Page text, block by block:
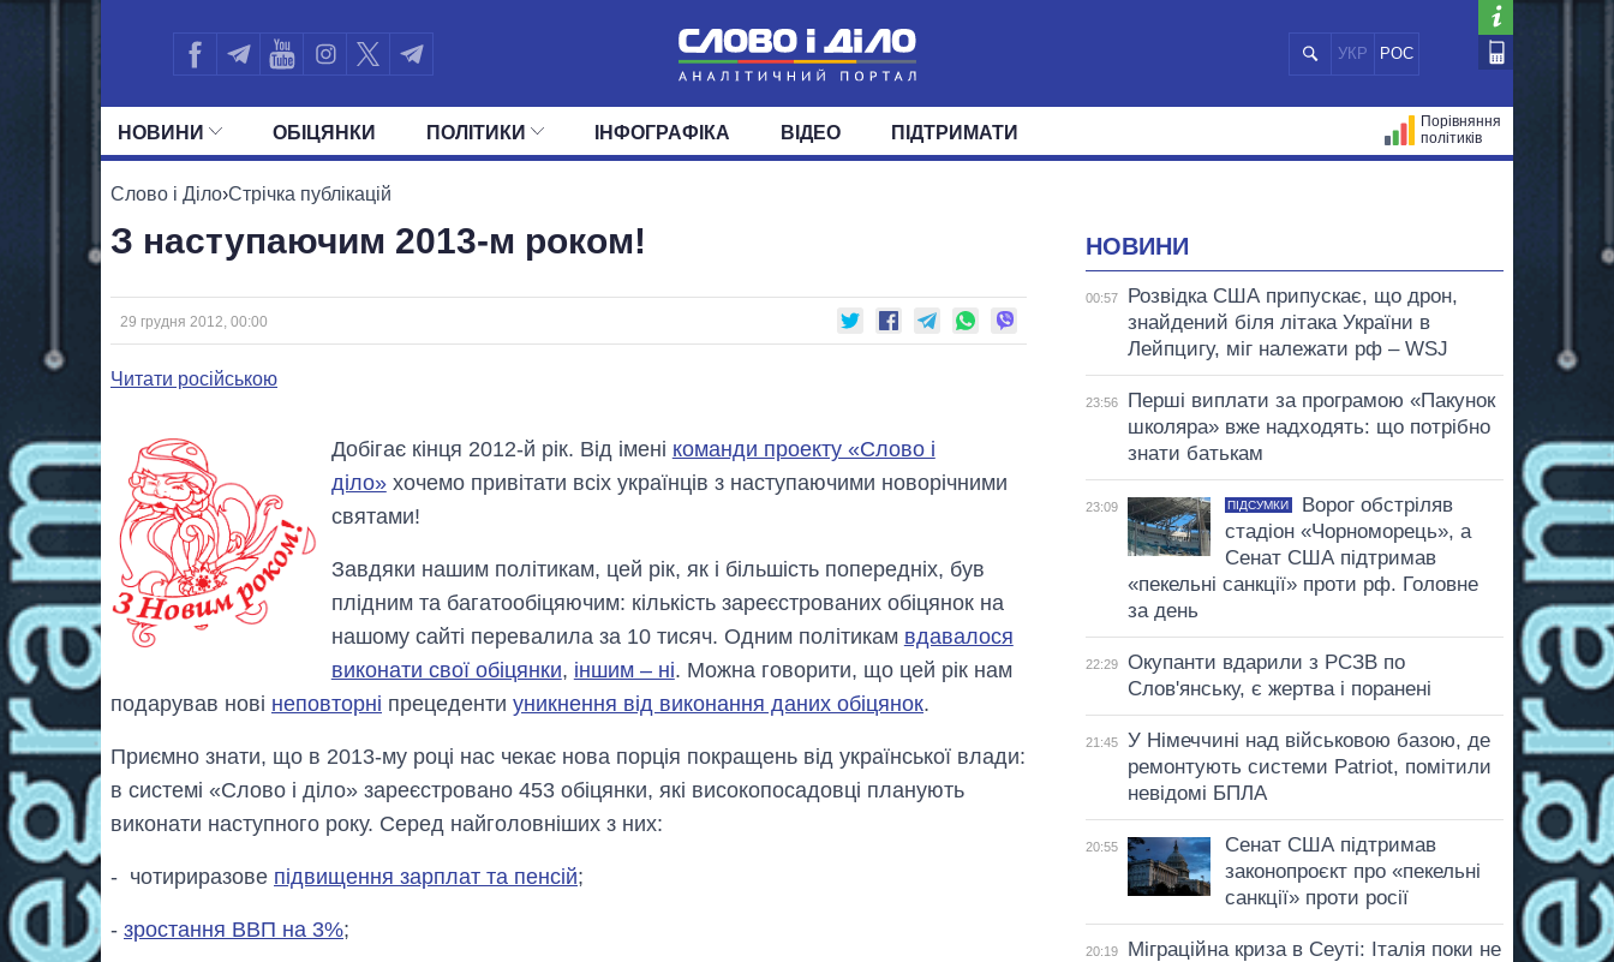
УКР РОС
НОВИНИ
ПОЛІТИКА
ОБIЦЯНКИ ПОЛIТИКИ
УСІ ПОЛІТИКИ
ДЕПУТАТИ
ІНФОГРАФІКА ВІДЕО ПІДТРИМАТИ
Порівняння
політиків
Слово і Діло›Стрічка публікацій
З наступаючим 2013-м роком!
29 грудня 2012, 00:00
Читати російською
Добігає кінця 2012-й рік. Від імені команди проекту «Слово і
діло»хочемо привітати всіх українців з наступаючими новорічними
святами!
Завдяки нашим політикам, цей рік, як і більшість попередніх, був
плідним та багатообіцяючим: кількість зареєстрованих обіцянок на
нашому сайті перевалила за 10 тисяч. Одним політикам вдавалося
виконати свої обіцянки, іншим – ні. Можна говорити, що цей рік нам
подарував нові неповторні прецеденти уникнення від виконання даних обіцянок.
Приємно знати, що в 2013-му році нас чекає нова порція покращень від української влади:
в системі «Слово і діло» зареєстровано 453 обіцянки, які високопосадовці планують
виконати наступного року. Серед найголовніших з них:
- чотириразове підвищення зарплат та пенсій;
- зростання ВВП на 3%;
НОВИНИ
00:57
Розвідка США припускає, що дрон,
знайдений біля літака України в
Лейпцигу, міг належати рф – WSJ
23:56
Перші виплати за програмою «Пакунок
школяра» вже надходять: що потрібно
знати батькам
23:09 ПІДСУМКИ
Ворог обстріляв
стадіон «Чорноморець», а
Сенат США підтримав
«пекельні санкції» проти рф. Головне
за день
22:29
Окупанти вдарили з РСЗВ по
Слов'янську, є жертва і поранені
21:45
У Німеччині над військовою базою, де
ремонтують системи Patriot, помітили
невідомі БПЛА
20:55
Сенат США підтримав
законопроєкт про «пекельні
санкції» проти росії
20:19
Міграційна криза в Сеуті: Італія поки не